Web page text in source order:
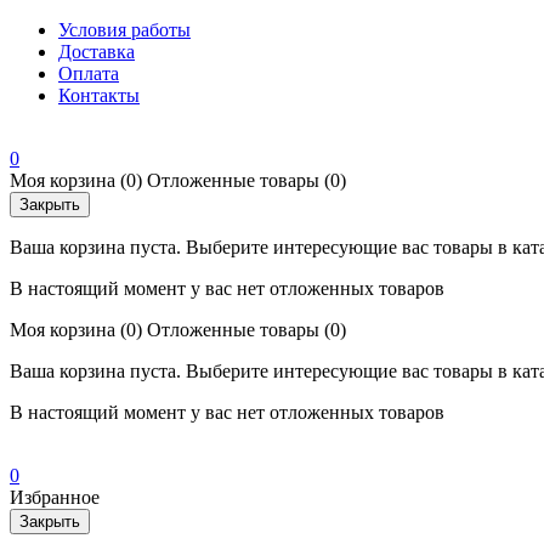
Условия работы
Доставка
Оплата
Контакты
0
Моя корзина (0) Отложенные товары (0)
Закрыть
Ваша корзина пуста. Выберите интересующие вас товары в
В настоящий момент у вас нет отложенных товаров
Моя корзина (0) Отложенные товары (0)
Ваша корзина пуста. Выберите интересующие вас товары в
В настоящий момент у вас нет отложенных товаров
0
Избранное
Закрыть